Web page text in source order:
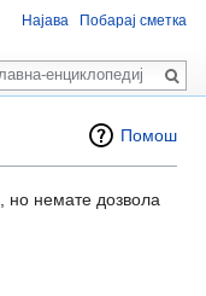
Помош
, но немате дозвола
Најава Побарај сметка